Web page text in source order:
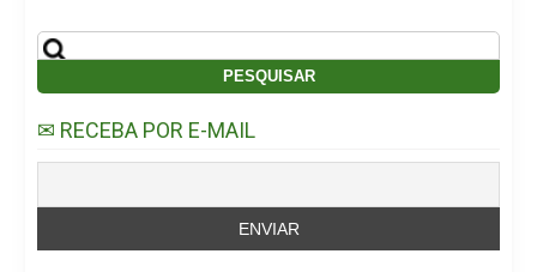
✉ RECEBA POR E-MAIL